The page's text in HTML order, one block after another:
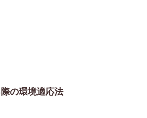
の環境適応法